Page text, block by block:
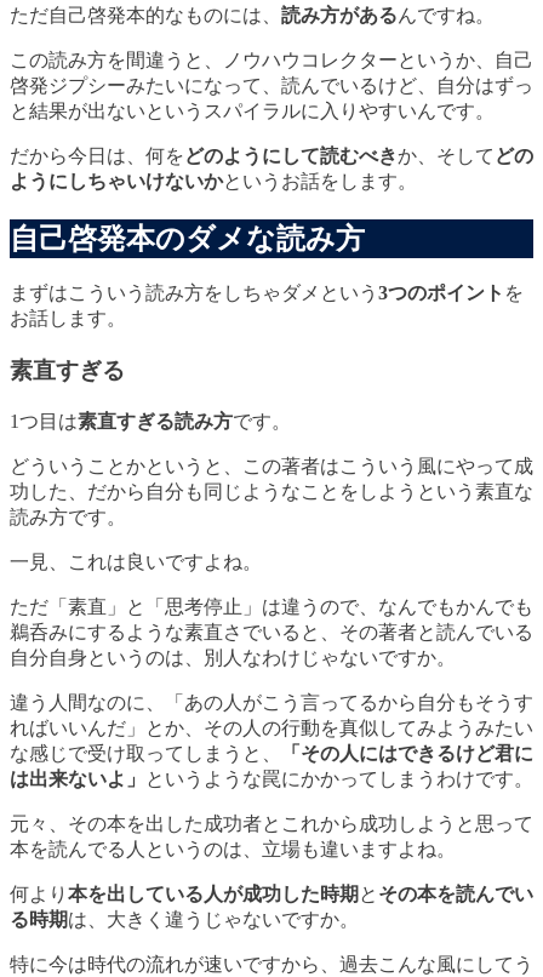
ただ自己啓発本的なものには、 読み方があるんですね。
この読み方を間違うと、ノウハウコレクターというか、自己
啓発ジプシーみたいになって、 読んでいるけど、自分はずっ
と結果が出ないというスパイラルに入りやすいんです。
だから今日は、何をどのようにして読むべきか、そして どの
ようにしちゃいけないかというお話をします。
自己啓発本のダメな読み方
まずはこういう読み方をしちゃダメという 3つのポイント を
お話します。
素直すぎる
1つ目は素直すぎる読み方です。
どういうことかというと、この著者はこういう風にやって成
功した、だから 自分も同じようなことをしよう という素直な
読み方です。
一見、これは良いですよね。
ただ 「素直」と「思考停止」は違う ので、なんでもかんでも
鵜呑みにするような素直さでいると、その著者と読んでいる
自分自身というのは、別人なわけじゃないですか。
違う人間なのに、「あの人がこう言ってるから自分もそうす
ればいいんだ」とか、その人の行動を真似してみようみたい
な感じで受け取ってしまうと、
「その人にはできるけど君に
は出来ないよ」
というような罠にかかってしまうわけです。
元々、その本を出した成功者とこれから成功しようと思って
本を読んでる人というのは、立場も違いますよね。
何より 本を出している人が成功した時期 と その本を読んでい
る時期は、大きく違うじゃないですか。
特に今は時代の流れが速いですから、過去こんな風にしてう